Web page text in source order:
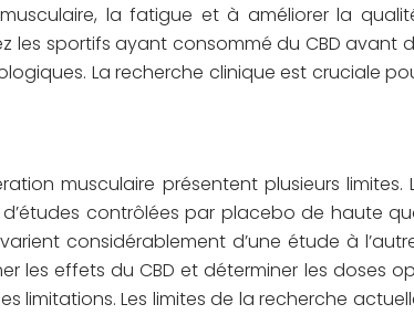
la fatigue et à améliorer la
les sportifs ayant consommé du CBD
La recherche clinique est cruciale
musculaire présentent plusieurs
contrôlées par placebo de haute
considérablement d’une étude à
les effets du CBD et déterminer les doses
limitations. Les limites de la recherche